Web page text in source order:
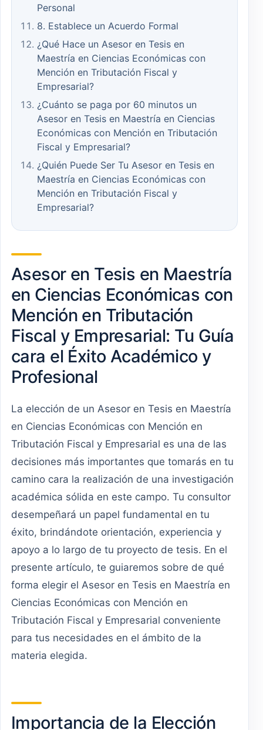
Personal
8. Establece un Acuerdo Formal
¿Qué Hace un Asesor en Tesis en
Maestría en Ciencias Económicas con
Mención en Tributación Fiscal y
Empresarial?
¿Cuánto se paga por 60 minutos un
Asesor en Tesis en Maestría en Ciencias
Económicas con Mención en Tributación
Fiscal y Empresarial?
¿Quién Puede Ser Tu Asesor en Tesis en
Maestría en Ciencias Económicas con
Mención en Tributación Fiscal y
Empresarial?
Asesor en Tesis en Maestría
en Ciencias Económicas con
Mención en Tributación
Fiscal y Empresarial: Tu Guía
cara el Éxito Académico y
Profesional
La elección de un Asesor en Tesis en Maestría
en Ciencias Económicas con Mención en
Tributación Fiscal y Empresarial es una de las
decisiones más importantes que tomarás en tu
camino cara la realización de una investigación
académica sólida en este campo. Tu consultor
desempeñará un papel fundamental en tu
éxito, brindándote orientación, experiencia y
apoyo a lo largo de tu proyecto de tesis. En el
presente artículo, te guiaremos sobre de qué
forma elegir el Asesor en Tesis en Maestría en
Ciencias Económicas con Mención en
Tributación Fiscal y Empresarial conveniente
para tus necesidades en el ámbito de la
materia elegida.
Importancia de la Elección